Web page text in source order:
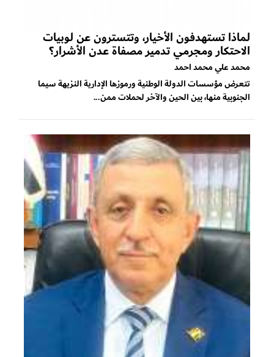
لماذا تستهدفون الأخيار، وتتسترون عن لوبيات
الاحتكار ومجرمي تدمير مصفاة عدن الأشرار؟
محمد علي محمد احمد
تتعرض مؤسسات الدولة الوطنية ورموزها الإدارية النزيهة سيما
الجنوبية منها، بين الحين والآخر لحملات ممن...